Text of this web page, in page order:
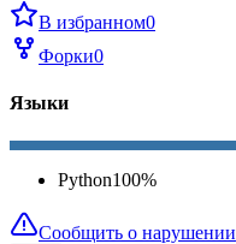
В избранном0
Форки0
Языки
Python100%
Сообщить о нарушении